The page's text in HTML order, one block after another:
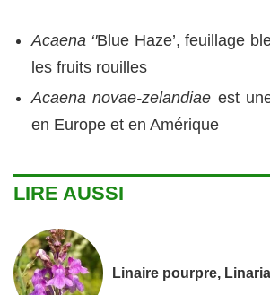
Acaena ‘'Blue Haze’, feuillage
les fruits rouilles
Acaena novae-zelandiae est
en Europe et en Amérique
LIRE AUSSI
Linaire pourpre,